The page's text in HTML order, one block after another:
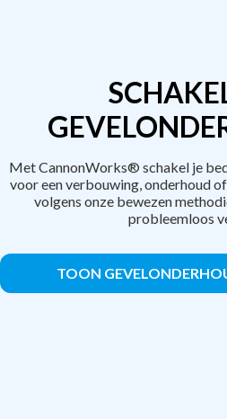
Met CannonWorks® schakel je
voor een verbouwing, onderhoud
volgens onze bewezen
probleemloos
TOON